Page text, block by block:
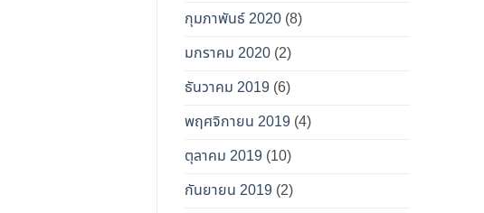
กุมภาพันธ์ 2020 (8)
มกราคม 2020 (2)
ธันวาคม 2019 (6)
พฤศจิกายน 2019 (4)
ตุลาคม 2019 (10)
กันยายน 2019 (2)